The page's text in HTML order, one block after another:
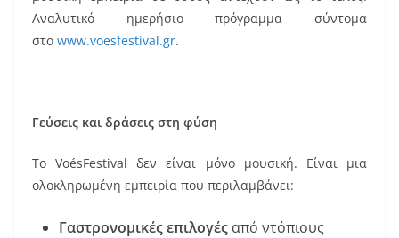
Αναλυτικό ημερήσιο πρόγραμμα σύντομα
στο www.voesfestival.gr.
Γεύσεις και δράσεις στη φύση
Το VoésFestival δεν είναι μόνο μουσική. Είναι μια
ολοκληρωμένη εμπειρία που περιλαμβάνει:
Γαστρονομικές επιλογές από ντόπιους